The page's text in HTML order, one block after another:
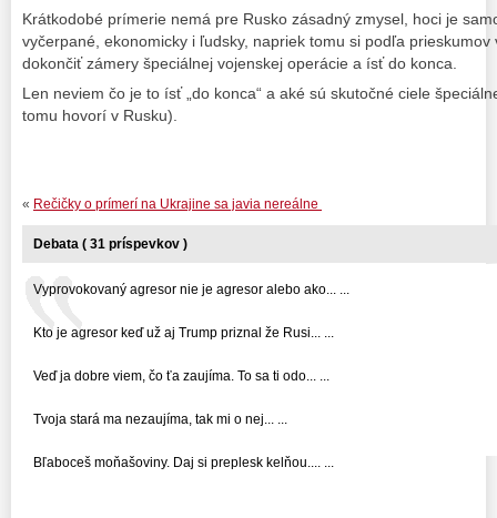
Krátkodobé prímerie nemá pre Rusko zásadný zmysel, hoci je
vyčerpané, ekonomicky i ľudsky, napriek tomu si podľa
dokončiť zámery špeciálnej vojenskej operácie a ísť do konca.
Len neviem čo je to ísť „do konca“ a aké sú skutočné ciele
tomu hovorí v Rusku).
« Rečičky o prímerí na Ukrajine sa javia nereálne
Debata ( 31 príspevkov )
Vyprovokovaný agresor nie je agresor alebo ako... ...
Kto je agresor keď už aj Trump priznal že Rusi... ...
Veď ja dobre viem, čo ťa zaujíma. To sa ti odo... ...
Tvoja stará ma nezaujíma, tak mi o nej... ...
Bľaboceš moňašoviny. Daj si preplesk kelňou.... ...